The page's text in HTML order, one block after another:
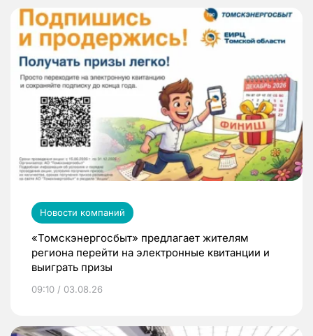
Новости компаний
«Томскэнергосбыт» предлагает жителям
региона перейти на электронные квитанции и
выиграть призы
09:10 / 03.08.26